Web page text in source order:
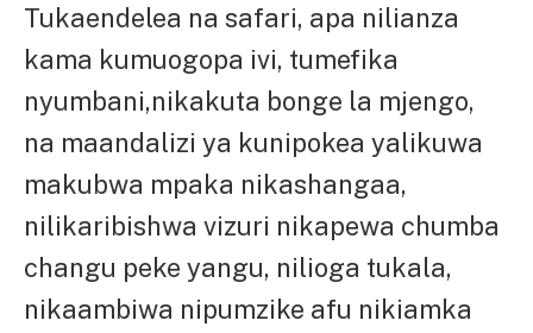
Tukaendelea na safari, apa nilianza
kama kumuogopa ivi, tumefika
nyumbani,nikakuta bonge la mjengo,
na maandalizi ya kunipokea yalikuwa
makubwa mpaka nikashangaa,
nilikaribishwa vizuri nikapewa chumba
changu peke yangu, nilioga tukala,
nikaambiwa nipumzike afu nikiamka